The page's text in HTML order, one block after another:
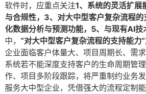
软件时，应重点关注1、系统的灵活扩展
与合规性，3、对大中型客户复杂流程
化数据分析与预测功能，5、与现有AI技
中， “对大中型客户复杂流程的支持能力
企业面临客户体量大、项目周期长、需
系统若不能深度支持客户的生命周期管
作、项目多阶段跟踪，将严重制约业务
服务大中型企业，凭借强大的流程定制